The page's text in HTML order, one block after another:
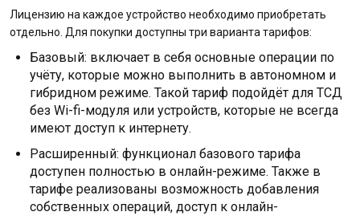
Лицензию на каждое устройство необходимо приобретать
отдельно. Для покупки доступны три варианта тарифов:
Базовый: включает в себя основные операции по
учёту, которые можно выполнить в автономном и
гибридном режиме. Такой тариф подойдёт для ТСД
без Wi-fi-модуля или устройств, которые не всегда
имеют доступ к интернету.
Расширенный: функционал базового тарифа
доступен полностью в онлайн-режиме. Также в
тарифе реализованы возможность добавления
собственных операций, доступ к онлайн-